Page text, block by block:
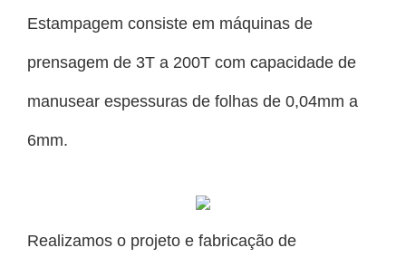
Estampagem consiste em máquinas de
prensagem de 3T a 200T com capacidade de
manusear espessuras de folhas de 0,04mm a
6mm.
Realizamos o projeto e fabricação de